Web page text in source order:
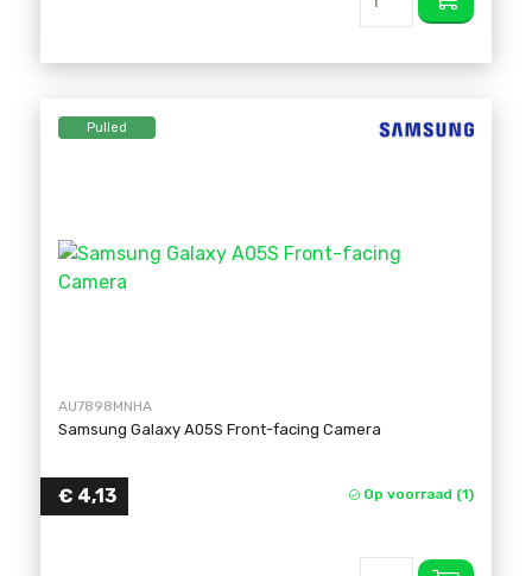
Pulled
AU7898MNHA
Samsung Galaxy A05S Front-facing Camera
€ 4,13 Op voorraad (1)